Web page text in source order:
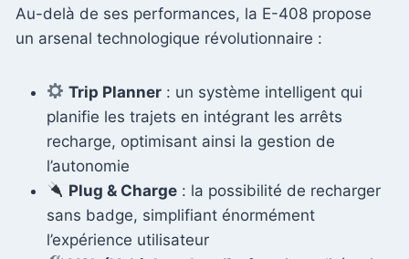
Au-delà de ses performances, la E-408 propose
un arsenal technologique révolutionnaire :
Trip Planner : un système intelligent qui
planifie les trajets en intégrant les arrêts
recharge, optimisant ainsi la gestion de
l’autonomie
Plug & Charge : la possibilité de recharger
sans badge, simplifiant énormément
l’expérience utilisateur